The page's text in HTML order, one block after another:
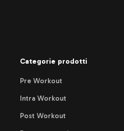
Categorie prodotti
Pre Workout
Intra Workout
Post Workout